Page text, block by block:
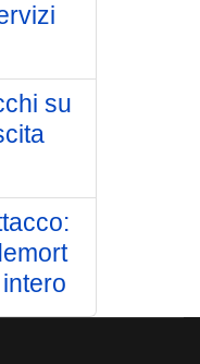
su